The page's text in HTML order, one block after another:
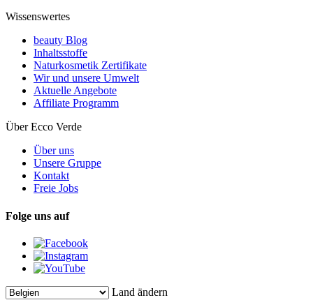
Wissenswertes
beauty Blog
Inhaltsstoffe
Naturkosmetik Zertifikate
Wir und unsere Umwelt
Aktuelle Angebote
Affiliate Programm
Über Ecco Verde
Über uns
Unsere Gruppe
Kontakt
Freie Jobs
Folge uns auf
Land ändern